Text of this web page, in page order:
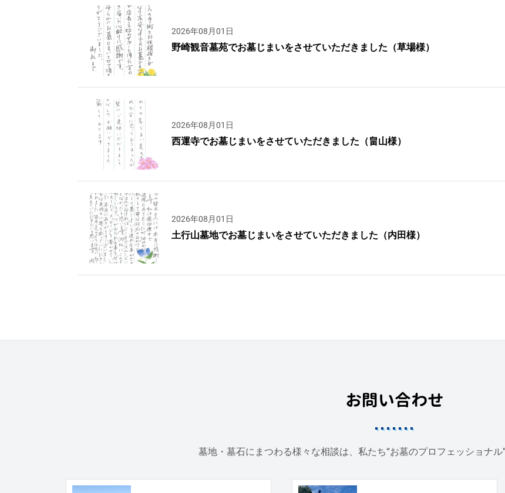
2026年08月01日
野崎観音墓苑でお墓じまいをさせていただきました（草場様）
2026年08月01日
西運寺でお墓じまいをさせていただきました（畠山様）
2026年08月01日
土行山墓地でお墓じまいをさせていただきました（内田様）
お問い合わせ
墓地・墓石にまつわる様々な相談は、私たち“お墓のプロフェッショナル